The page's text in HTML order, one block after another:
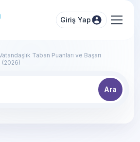
Giriş Yap
Taban Puanları ve Başarı
(2026)
Ara